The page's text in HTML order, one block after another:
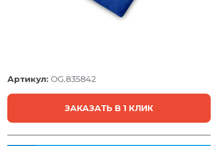
Артикул: OG.835842
ЗАКАЗАТЬ В 1 КЛИК